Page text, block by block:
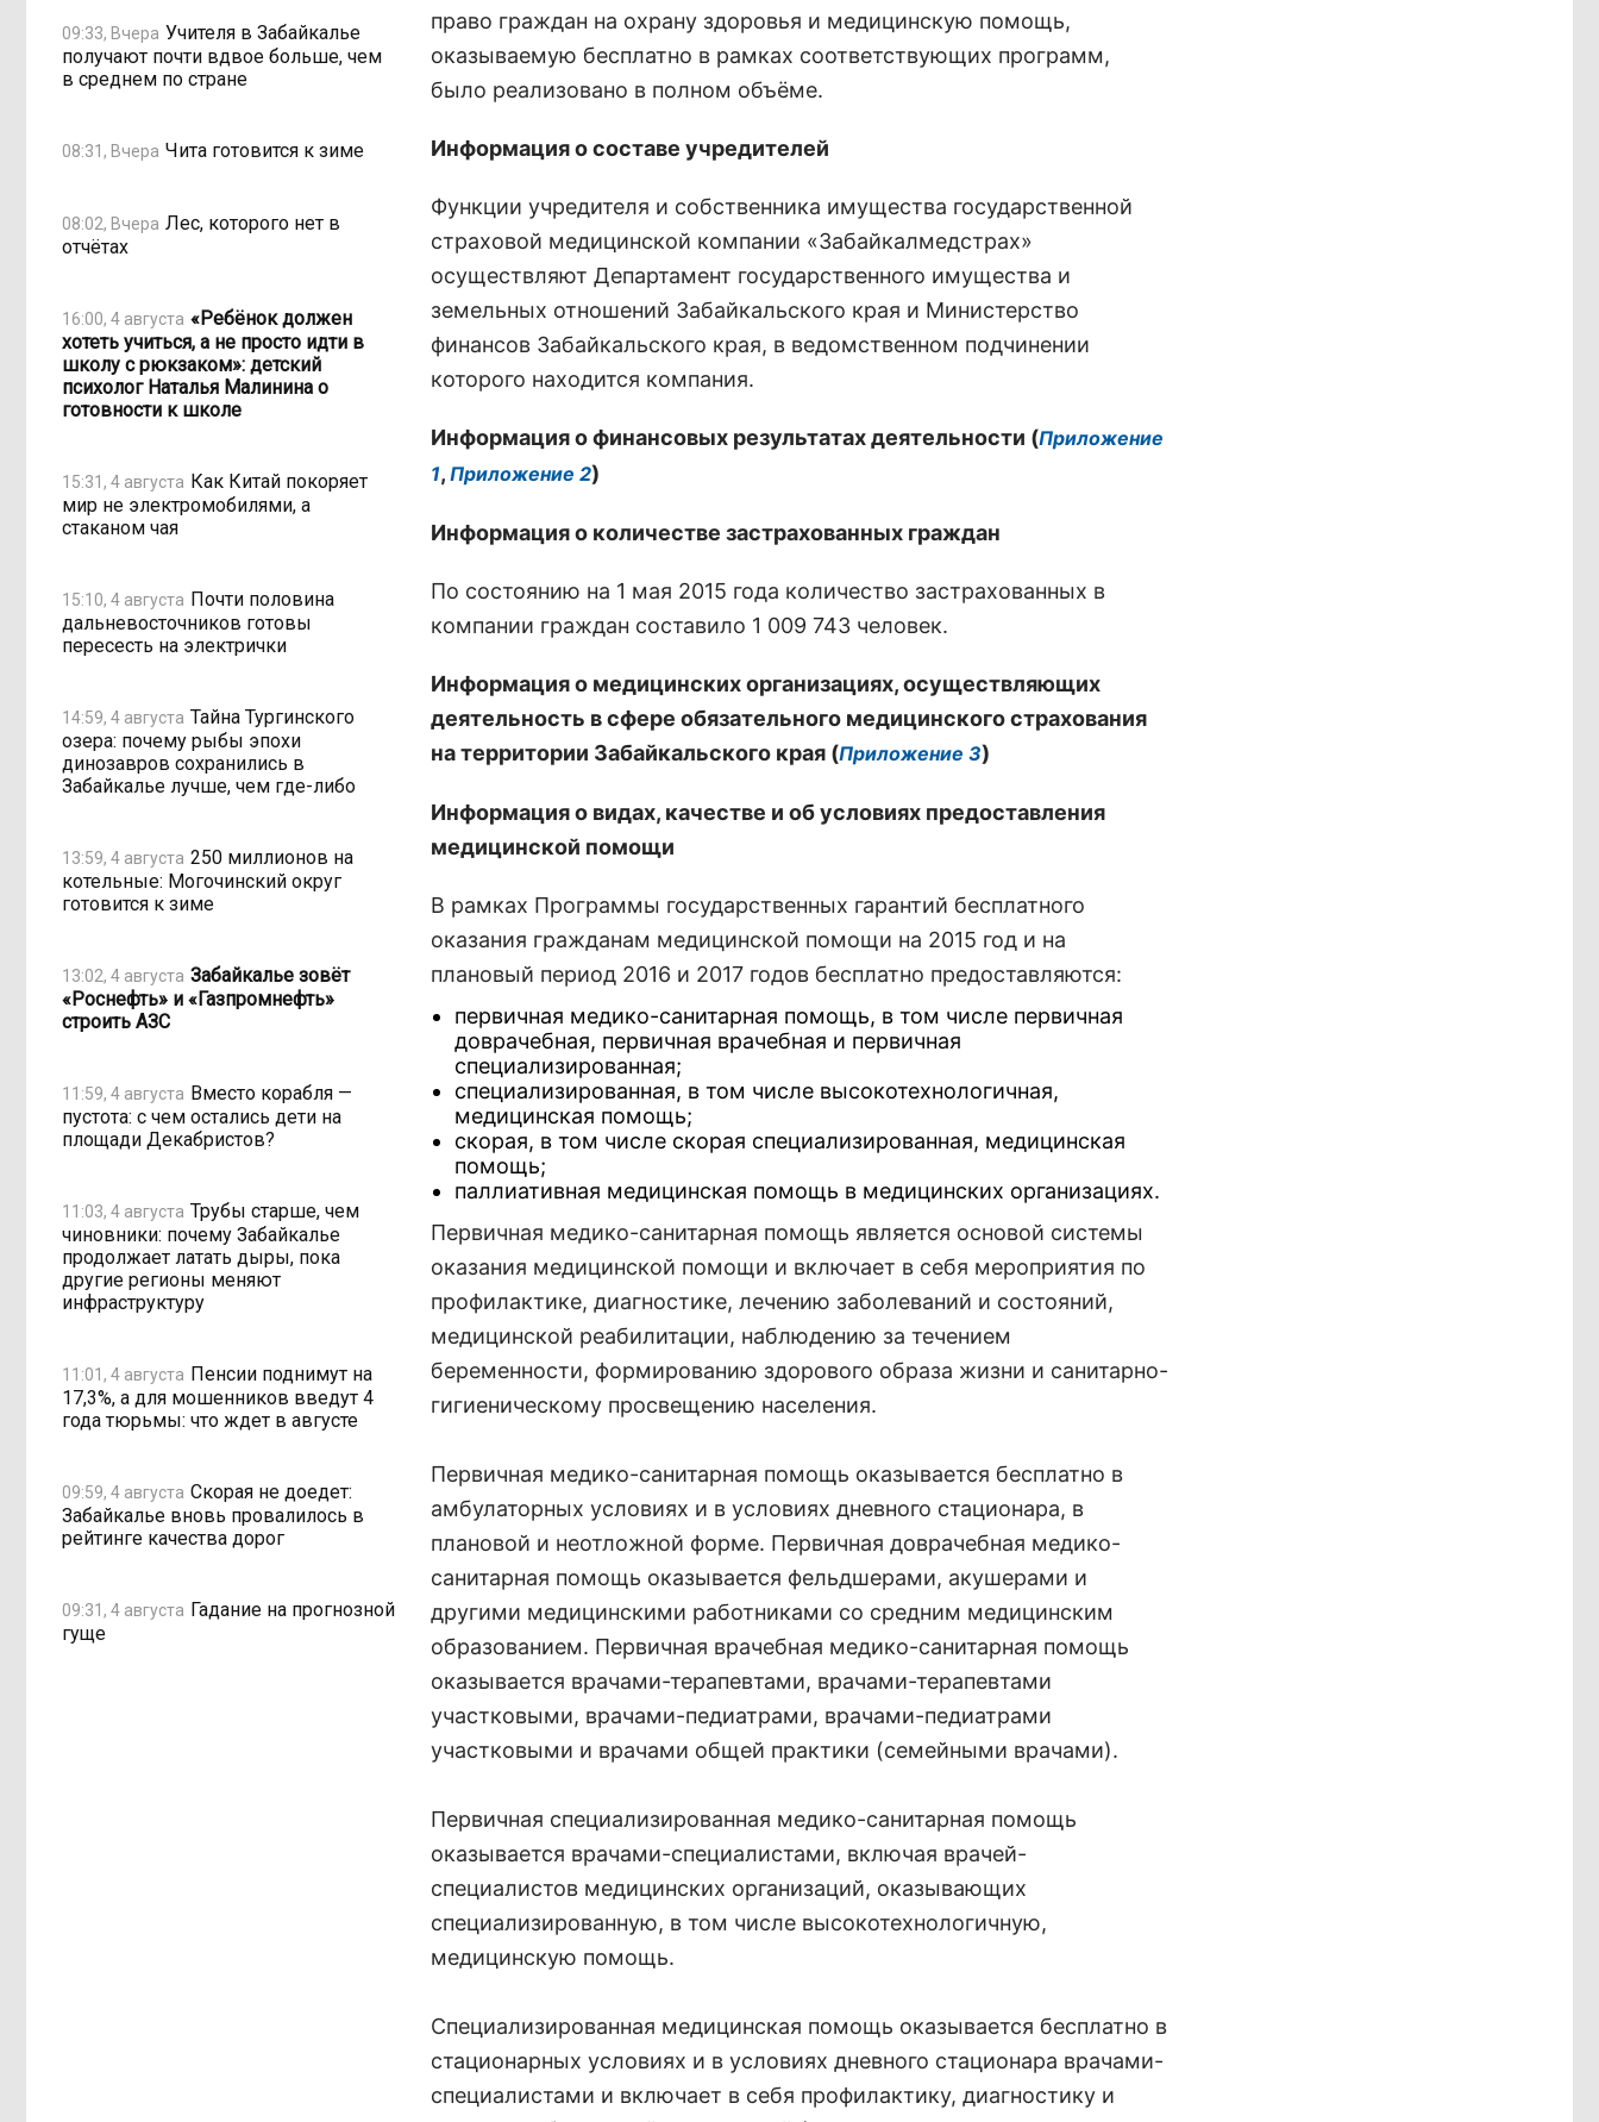
09:33, Вчера Учителя в Забайкалье
получают почти вдвое больше, чем
в среднем по стране
08:31, Вчера Чита готовится к зиме
08:02, Вчера Лес, которого нет в
отчётах
16:00, 4 августа «Ребёнок должен
хотеть учиться, а не просто идти в
школу с рюкзаком»: детский
психолог Наталья Малинина о
готовности к школе
15:31, 4 августа Как Китай покоряет
мир не электромобилями, а
стаканом чая
15:10, 4 августа Почти половина
дальневосточников готовы
пересесть на электрички
14:59, 4 августа Тайна Тургинского
озера: почему рыбы эпохи
динозавров сохранились в
Забайкалье лучше, чем где-либо
13:59, 4 августа 250 миллионов на
котельные: Могочинский округ
готовится к зиме
13:02, 4 августа Забайкалье зовёт
«Роснефть» и «Газпромнефть»
строить АЗС
11:59, 4 августа Вместо корабля —
пустота: с чем остались дети на
площади Декабристов?
11:03, 4 августа Трубы старше, чем
чиновники: почему Забайкалье
продолжает латать дыры, пока
другие регионы меняют
инфраструктуру
11:01, 4 августа Пенсии поднимут на
17,3%, а для мошенников введут 4
года тюрьмы: что ждет в августе
09:59, 4 августа Скорая не доедет:
Забайкалье вновь провалилось в
рейтинге качества дорог
09:31, 4 августа Гадание на прогнозной
гуще
право граждан на охрану здоровья и медицинскую помощь,
оказываемую бесплатно в рамках соответствующих программ,
было реализовано в полном объёме.
Информация о составе учредителей
Функции учредителя и собственника имущества государственной
страховой медицинской компании «Забайкалмедстрах»
осуществляют Департамент государственного имущества и
земельных отношений Забайкальского края и Министерство
финансов Забайкальского края, в ведомственном подчинении
которого находится компания.
Информация о финансовых результатах деятельности (Приложение
1, Приложение 2)
Информация о количестве застрахованных граждан
По состоянию на 1 мая 2015 года количество застрахованных в
компании граждан составило 1 009 743 человек.
Информация о медицинских организациях, осуществляющих
деятельность в сфере обязательного медицинского страхования
на территории Забайкальского края (Приложение 3)
Информация о видах, качестве и об условиях предоставления
медицинской помощи
В рамках Программы государственных гарантий бесплатного
оказания гражданам медицинской помощи на 2015 год и на
плановый период 2016 и 2017 годов бесплатно предоставляются:
первичная медико-санитарная помощь, в том числе первичная
доврачебная, первичная врачебная и первичная
специализированная;
специализированная, в том числе высокотехнологичная,
медицинская помощь;
скорая, в том числе скорая специализированная, медицинская
помощь;
паллиативная медицинская помощь в медицинских организациях.
Первичная медико-санитарная помощь является основой системы
оказания медицинской помощи и включает в себя мероприятия по
профилактике, диагностике, лечению заболеваний и состояний,
медицинской реабилитации, наблюдению за течением
беременности, формированию здорового образа жизни и санитарно-
гигиеническому просвещению населения.
Первичная медико-санитарная помощь оказывается бесплатно в
амбулаторных условиях и в условиях дневного стационара, в
плановой и неотложной форме. Первичная доврачебная медико-
санитарная помощь оказывается фельдшерами, акушерами и
другими медицинскими работниками со средним медицинским
образованием. Первичная врачебная медико-санитарная помощь
оказывается врачами-терапевтами, врачами-терапевтами
участковыми, врачами-педиатрами, врачами-педиатрами
участковыми и врачами общей практики (семейными врачами).
Первичная специализированная медико-санитарная помощь
оказывается врачами-специалистами, включая врачей-
специалистов медицинских организаций, оказывающих
специализированную, в том числе высокотехнологичную,
медицинскую помощь.
Специализированная медицинская помощь оказывается бесплатно в
стационарных условиях и в условиях дневного стационара врачами-
специалистами и включает в себя профилактику, диагностику и